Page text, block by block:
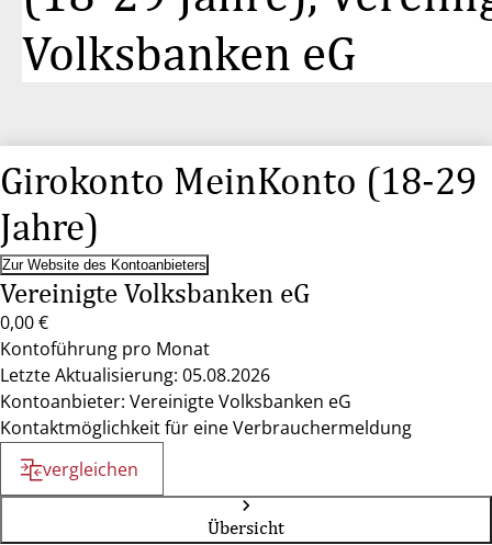
Volksbanken eG
Girokonto MeinKonto (18-29
Jahre)
Zur Website des Kontoanbieters
Vereinigte Volksbanken eG
0,00 €
Kontoführung pro Monat
Letzte Aktualisierung: 05.08.2026
Kontoanbieter: Vereinigte Volksbanken eG
Kontaktmöglichkeit für eine Verbrauchermeldung
vergleichen
Übersicht